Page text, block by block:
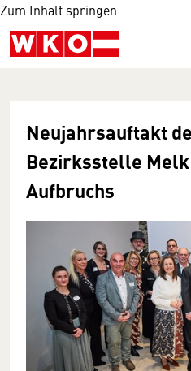
Zum Inhalt springen
Neujahrsauftakt
Bezirksstelle
Aufbruchs